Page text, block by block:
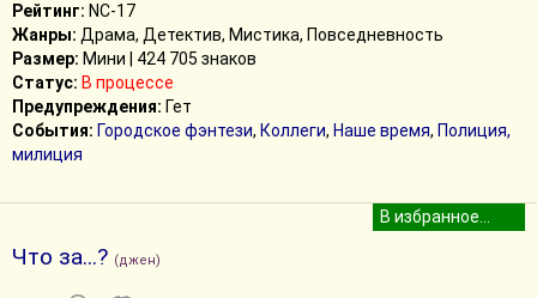
Рейтинг: NC-17
Жанры: Драма, Детектив, Мистика, Повседневность
Размер: Мини | 424 705 знаков
Статус: В процессе
Предупреждения: Гет
События: Городское фэнтези, Коллеги, Наше время, Полиция,
милиция
Что за...? (джен)